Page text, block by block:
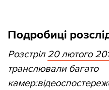
Подробиці
Розстріл 20 лютого
транслювали багато